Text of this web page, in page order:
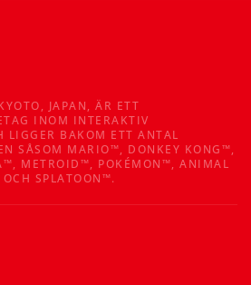
JAPAN, ÄR ETT
INOM INTERAKTIV
LIGGER BAKOM ETT ANTAL
SÅSOM MARIO™, DONKEY KONG™,
METROID™, POKÉMON™, ANIMAL
SPLATOON™.